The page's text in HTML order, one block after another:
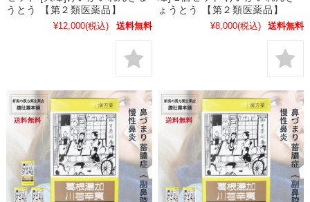
うとう 【第２類医薬品】
¥12,000(税込) 送料無料
ょうとう 【第２類医薬品】
¥8,000(税込) 送料無料